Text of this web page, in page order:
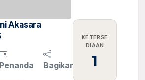
Akasara
Penanda Bagikan
KETERSE
DIAAN
1